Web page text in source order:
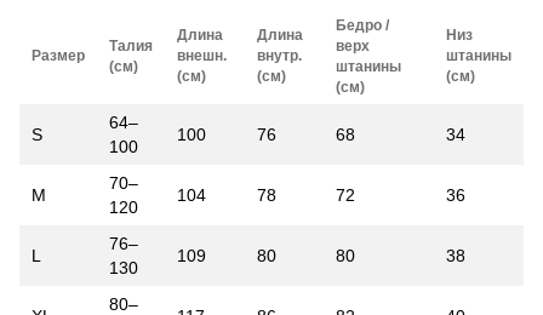
Размер
Талия
(см)
Длина
внешн.
(см)
Длина
внутр.
(см)
Бедро /
верх
штанины
(см)
Низ
штанины
(см)
S
64–
100
100 76 68 34
M
70–
120
104 78 72 36
L
76–
130
109 80 80 38
80–